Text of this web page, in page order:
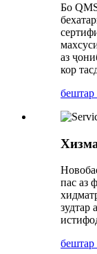
Бо
аз
кор
бештар
пас аз
зудтар
бештар